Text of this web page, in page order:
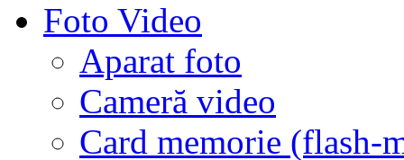
Foto Video
Aparat foto
Cameră video
Card memorie (flash-